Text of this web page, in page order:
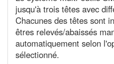
jusqu'à trois têtes avec
Chacunes des têtes sont
êtres relevés/abaissés
automatiquement selon
sélectionné.